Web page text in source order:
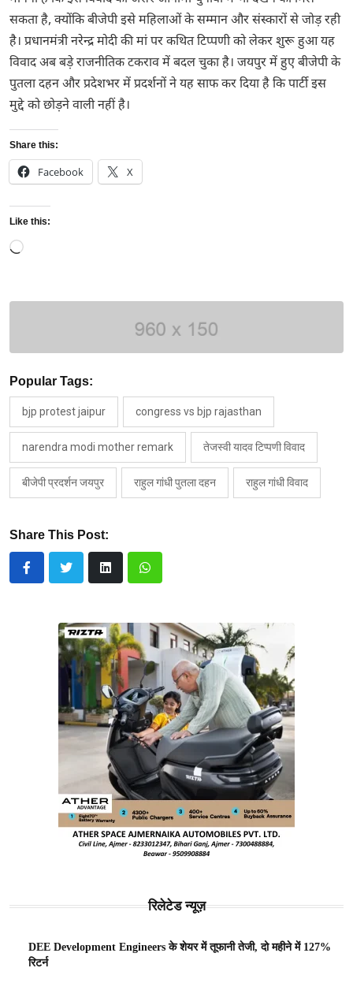
सकता है, क्योंकि बीजेपी इसे महिलाओं के सम्मान और संस्कारों से जोड़ रही
है। प्रधानमंत्री नरेन्द्र मोदी की मां पर कथित टिप्पणी को लेकर शुरू हुआ यह
विवाद अब बड़े राजनीतिक टकराव में बदल चुका है। जयपुर में हुए बीजेपी के
पुतला दहन और प्रदेशभर में प्रदर्शनों ने यह साफ कर दिया है कि पार्टी इस
मुद्दे को छोड़ने वाली नहीं है।
Share this:
Facebook X
Like this:
Loading…
Popular Tags:
bjp protest jaipur congress vs bjp rajasthan
narendra modi mother remark तेजस्वी यादव टिप्पणी विवाद
बीजेपी प्रदर्शन जयपुर राहुल गांधी पुतला दहन राहुल गांधी विवाद
Share This Post:
रिलेटेड न्यूज़
DEE Development Engineers के शेयर में तूफानी तेजी, दो महीने में 127%
रिटर्न